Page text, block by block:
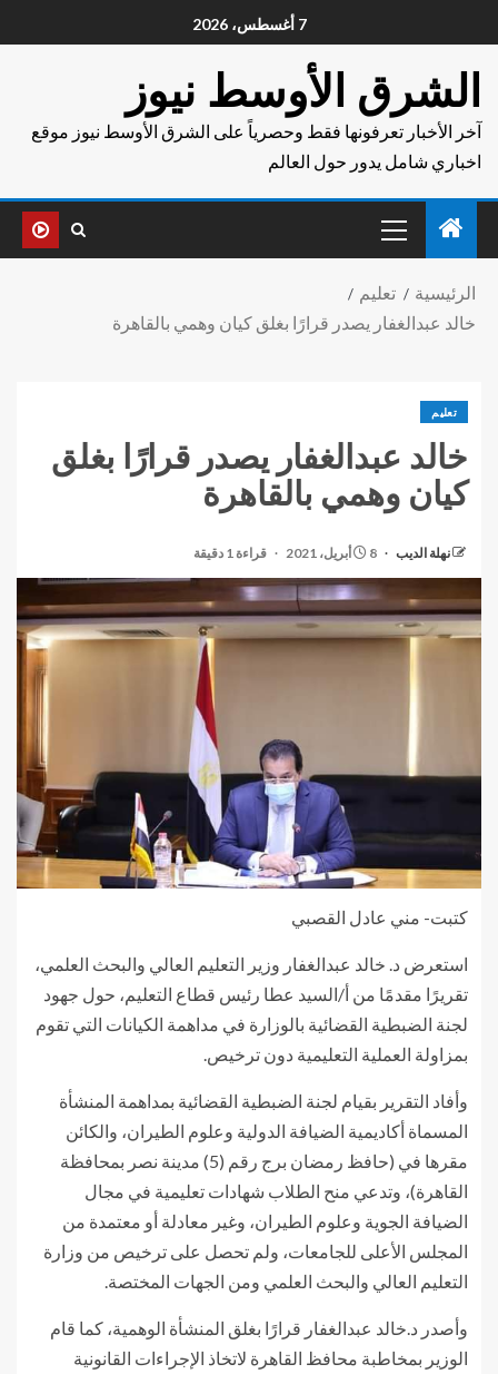
7 أغسطس، 2026
الشرق الأوسط نيوز
آخر الأخبار تعرفونها فقط وحصرياً على الشرق الأوسط نيوز موقع
اخباري شامل يدور حول العالم
الرئيسية
تعليم
خالد عبدالغفار يصدر قرارًا بغلق كيان وهمي بالقاهرة
تعليم
خالد عبدالغفار يصدر قرارًا بغلق
كيان وهمي بالقاهرة
نهلة الديب 8 أبريل، 2021 قراءة 1 دقيقة
كتبت- مني عادل القصبي
استعرض د. خالد عبدالغفار وزير التعليم العالي والبحث العلمي،
تقريرًا مقدمًا من أ/السيد عطا رئيس قطاع التعليم، حول جهود
لجنة الضبطية القضائية بالوزارة في مداهمة الكيانات التي تقوم
بمزاولة العملية التعليمية دون ترخيص.
وأفاد التقرير بقيام لجنة الضبطية القضائية بمداهمة المنشأة
المسماة أكاديمية الضيافة الدولية وعلوم الطيران، والكائن
مقرها في (حافظ رمضان برج رقم (5) مدينة نصر بمحافظة
القاهرة)، وتدعي منح الطلاب شهادات تعليمية في مجال
الضيافة الجوية وعلوم الطيران، وغير معادلة أو معتمدة من
المجلس الأعلى للجامعات، ولم تحصل على ترخيص من وزارة
التعليم العالي والبحث العلمي ومن الجهات المختصة.
وأصدر د.خالد عبدالغفار قرارًا بغلق المنشأة الوهمية، كما قام
الوزير بمخاطبة محافظ القاهرة لاتخاذ الإجراءات القانونية